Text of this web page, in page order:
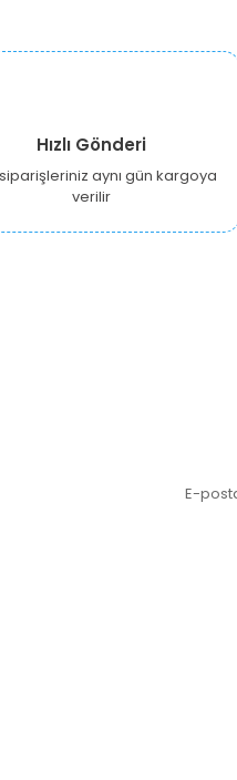
Hızlı Gönderi
aynı gün kargoya
verilir